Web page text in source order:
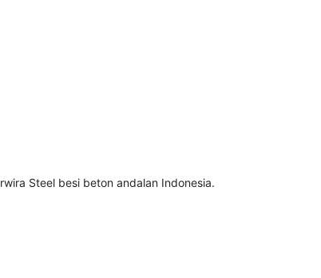
Steel besi beton andalan Indonesia.